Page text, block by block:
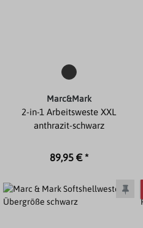
Marc&Mark
2-in-1 Arbeitsweste XXL
anthrazit-schwarz
89,95 € *